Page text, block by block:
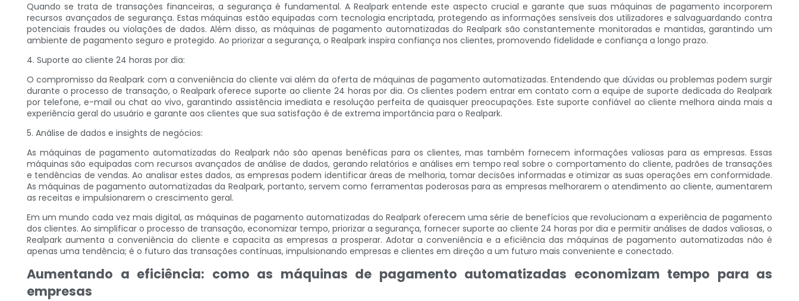
Quando se trata de transações financeiras, a segurança é fundamental. A Realpark entende este aspecto crucial e garante que suas máquinas de pagamento incorporem
recursos avançados de segurança. Estas máquinas estão equipadas com tecnologia encriptada, protegendo as informações sensíveis dos utilizadores e salvaguardando contra
potenciais fraudes ou violações de dados. Além disso, as máquinas de pagamento automatizadas do Realpark são constantemente monitoradas e mantidas, garantindo um
ambiente de pagamento seguro e protegido. Ao priorizar a segurança, o Realpark inspira confiança nos clientes, promovendo fidelidade e confiança a longo prazo.
4. Suporte ao cliente 24 horas por dia:
O compromisso da Realpark com a conveniência do cliente vai além da oferta de máquinas de pagamento automatizadas. Entendendo que dúvidas ou problemas podem surgir
durante o processo de transação, o Realpark oferece suporte ao cliente 24 horas por dia. Os clientes podem entrar em contato com a equipe de suporte dedicada do Realpark
por telefone, e-mail ou chat ao vivo, garantindo assistência imediata e resolução perfeita de quaisquer preocupações. Este suporte confiável ao cliente melhora ainda mais a
experiência geral do usuário e garante aos clientes que sua satisfação é de extrema importância para o Realpark.
5. Análise de dados e insights de negócios:
As máquinas de pagamento automatizadas do Realpark não são apenas benéficas para os clientes, mas também fornecem informações valiosas para as empresas. Essas
máquinas são equipadas com recursos avançados de análise de dados, gerando relatórios e análises em tempo real sobre o comportamento do cliente, padrões de transações
e tendências de vendas. Ao analisar estes dados, as empresas podem identificar áreas de melhoria, tomar decisões informadas e otimizar as suas operações em conformidade.
As máquinas de pagamento automatizadas da Realpark, portanto, servem como ferramentas poderosas para as empresas melhorarem o atendimento ao cliente, aumentarem
as receitas e impulsionarem o crescimento geral.
Em um mundo cada vez mais digital, as máquinas de pagamento automatizadas do Realpark oferecem uma série de benefícios que revolucionam a experiência de pagamento
dos clientes. Ao simplificar o processo de transação, economizar tempo, priorizar a segurança, fornecer suporte ao cliente 24 horas por dia e permitir análises de dados valiosas, o
Realpark aumenta a conveniência do cliente e capacita as empresas a prosperar. Adotar a conveniência e a eficiência das máquinas de pagamento automatizadas não é
apenas uma tendência; é o futuro das transações contínuas, impulsionando empresas e clientes em direção a um futuro mais conveniente e conectado.
Aumentando a eficiência: como as máquinas de pagamento automatizadas economizam tempo para as
empresas